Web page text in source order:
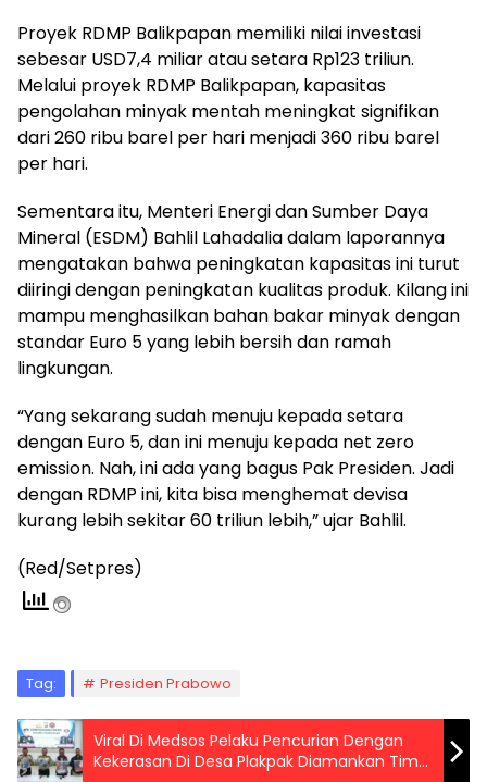
Proyek RDMP Balikpapan memiliki nilai investasi
sebesar USD7,4 miliar atau setara Rp123 triliun.
Melalui proyek RDMP Balikpapan, kapasitas
pengolahan minyak mentah meningkat signifikan
dari 260 ribu barel per hari menjadi 360 ribu barel
per hari.
Sementara itu, Menteri Energi dan Sumber Daya
Mineral (ESDM) Bahlil Lahadalia dalam laporannya
mengatakan bahwa peningkatan kapasitas ini turut
diiringi dengan peningkatan kualitas produk. Kilang ini
mampu menghasilkan bahan bakar minyak dengan
standar Euro 5 yang lebih bersih dan ramah
lingkungan.
“Yang sekarang sudah menuju kepada setara
dengan Euro 5, dan ini menuju kepada net zero
emission. Nah, ini ada yang bagus Pak Presiden. Jadi
dengan RDMP ini, kita bisa menghemat devisa
kurang lebih sekitar 60 triliun lebih,” ujar Bahlil.
(Red/Setpres)
Tag: Presiden Prabowo
Viral Di Medsos Pelaku Pencurian Dengan
Kekerasan Di Desa Plakpak Diamankan Tim